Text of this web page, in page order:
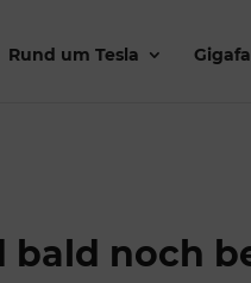
Rund um Tesla
bald noch